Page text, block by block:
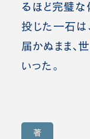
るほど完璧な
投じた一石は
届かぬまま、
いった。
著